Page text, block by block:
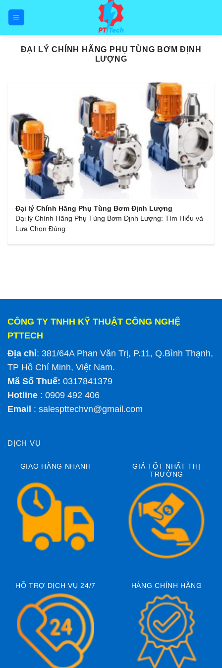
ĐẠI LÝ CHÍNH HÃNG PHỤ TÙNG BƠM ĐỊNH
LƯỢNG
Đại lý Chính Hãng Phụ Tùng Bơm Định Lượng
Đại lý Chính Hãng Phụ Tùng Bơm Định Lượng: Tìm Hiểu và
Lựa Chọn Đúng
CÔNG TY TNHH KỸ THUẬT CÔNG NGHỆ
PTTECH
Địa chỉ: 381/64A Phan Văn Trị, P.11, Q.Bình Thạnh,
TP Hồ Chí Minh, Việt Nam.
Mã Số Thuế: 0317841379
Hotline : 0909 492 406
Email : salespttechvn@gmail.com
DỊCH VỤ
GIAO HÀNG NHANH
GIÁ TỐT NHẤT THỊ
TRƯỜNG
HỖ TRỢ DỊCH VỤ 24/7 HÀNG CHÍNH HÃNG